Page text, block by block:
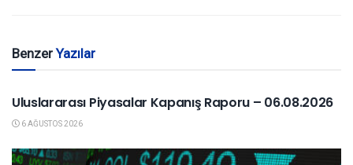
BenzerYazılar
YURTDIŞI PIYASALAR
Uluslararası Piyasalar Kapanış Raporu – 06.08.2026
6 AĞUSTOS 2026